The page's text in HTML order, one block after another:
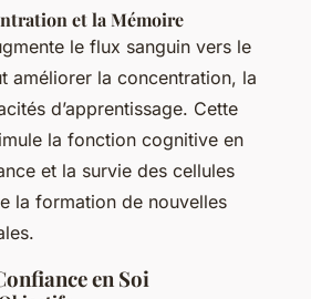
et la Mémoire
le flux sanguin vers le
améliorer la concentration, la
d’apprentissage. Cette
la fonction cognitive en
et la survie des cellules
la formation de nouvelles
en Soi